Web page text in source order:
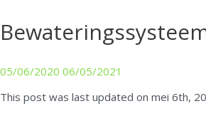
05/06/2020 06/05/2021
This post was last updated on mei 6th,